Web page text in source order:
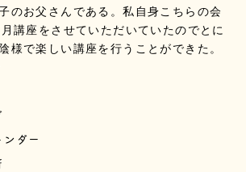
ダー
のお父さんである。私自身こちらの会
講座をさせていただいていたのでとに
様で楽しい講座を行うことができた。